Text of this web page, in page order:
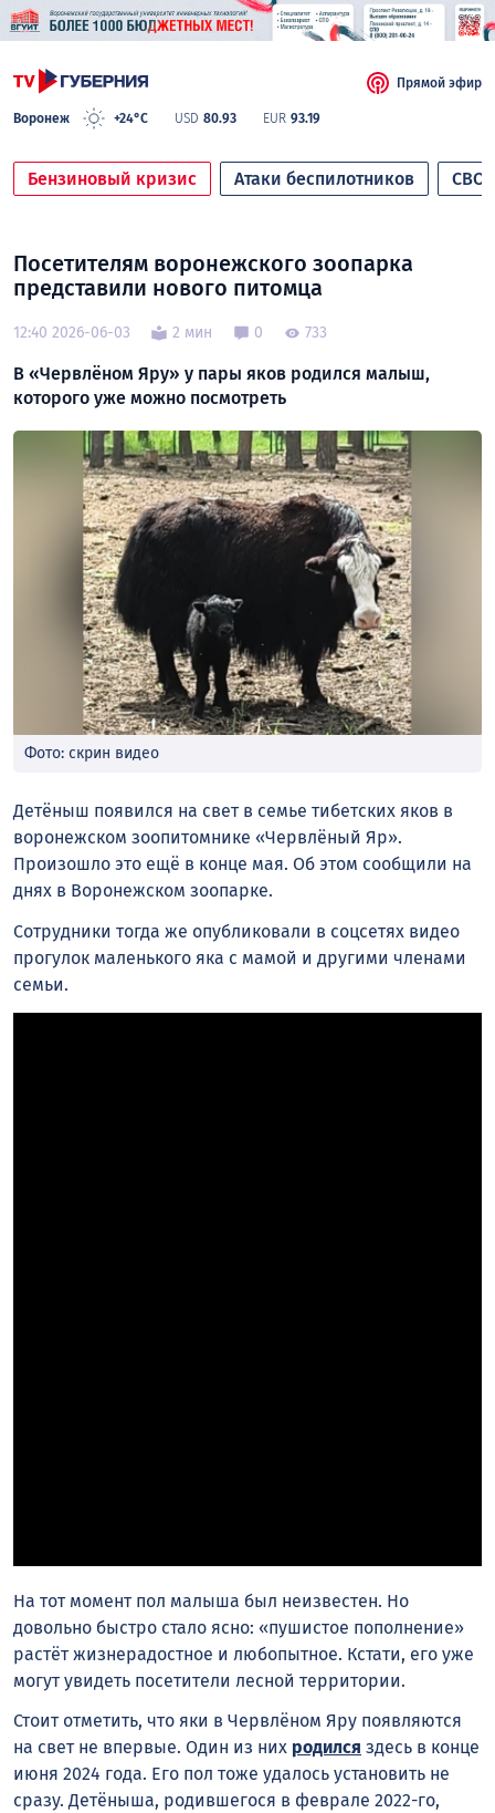
Воронеж +24°C USD 80.93 EUR 93.19
Прямой эфир
Бензиновый кризис Атаки беспилотников СВО
Посетителям воронежского зоопарка
представили нового питомца
12:40 2026-06-03 2 мин 0 733
В «Червлёном Яру» у пары яков родился малыш,
которого уже можно посмотреть
Фото: скрин видео
Детёныш появился на свет в семье тибетских яков в
воронежском зоопитомнике «Червлёный Яр».
Произошло это ещё в конце мая. Об этом сообщили на
днях в Воронежском зоопарке.
Сотрудники тогда же опубликовали в соцсетях видео
прогулок маленького яка с мамой и другими членами
семьи.
На тот момент пол малыша был неизвестен. Но
довольно быстро стало ясно: «пушистое пополнение»
растёт жизнерадостное и любопытное. Кстати, его уже
могут увидеть посетители лесной территории.
Стоит отметить, что яки в Червлёном Яру появляются
на свет не впервые. Один из них родился здесь в конце
июня 2024 года. Его пол тоже удалось установить не
сразу. Детёныша, родившегося в феврале 2022-го,